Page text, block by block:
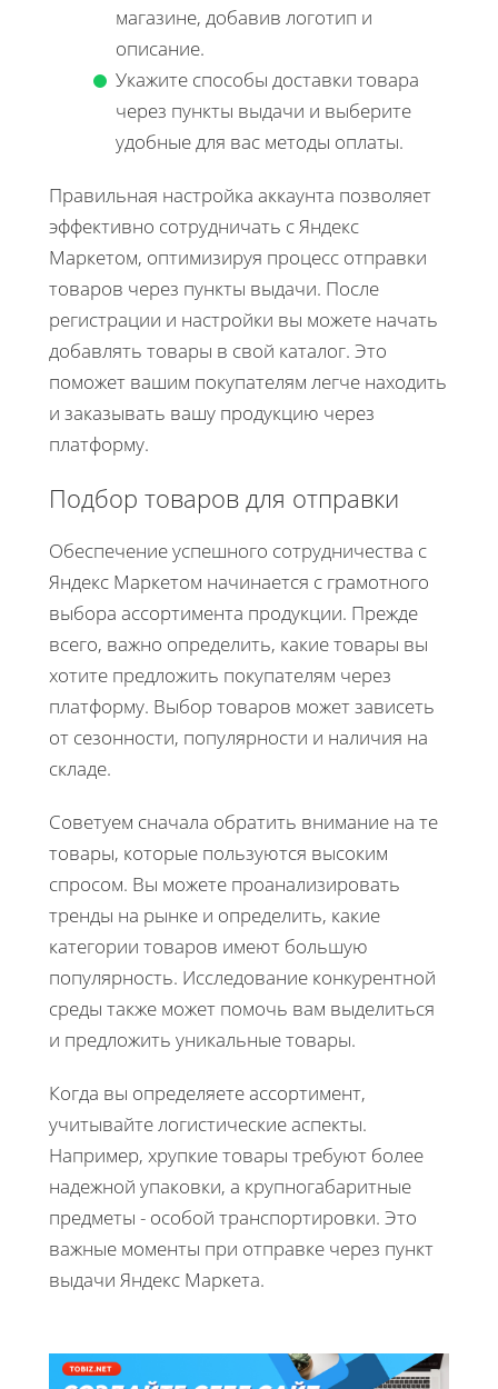
магазине, добавив логотип и
описание.
Укажите способы доставки товара
через пункты выдачи и выберите
удобные для вас методы оплаты.
Правильная настройка аккаунта позволяет
эффективно сотрудничать с Яндекс
Маркетом, оптимизируя процесс отправки
товаров через пункты выдачи. После
регистрации и настройки вы можете начать
добавлять товары в свой каталог. Это
поможет вашим покупателям легче находить
и заказывать вашу продукцию через
платформу.
Подбор товаров для отправки
Обеспечение успешного сотрудничества с
Яндекс Маркетом начинается с грамотного
выбора ассортимента продукции. Прежде
всего, важно определить, какие товары вы
хотите предложить покупателям через
платформу. Выбор товаров может зависеть
от сезонности, популярности и наличия на
складе.
Советуем сначала обратить внимание на те
товары, которые пользуются высоким
спросом. Вы можете проанализировать
тренды на рынке и определить, какие
категории товаров имеют большую
популярность. Исследование конкурентной
среды также может помочь вам выделиться
и предложить уникальные товары.
Когда вы определяете ассортимент,
учитывайте логистические аспекты.
Например, хрупкие товары требуют более
надежной упаковки, а крупногабаритные
предметы - особой транспортировки. Это
важные моменты при отправке через пункт
выдачи Яндекс Маркета.